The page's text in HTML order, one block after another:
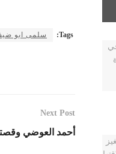
Tags: سلمى ابو
Next Post
أحمد العوضي